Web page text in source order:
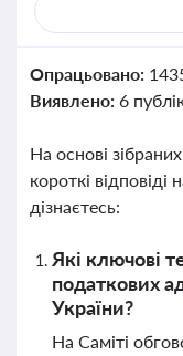
Опрацьовано:
Виявлено: 6
На основі
короткі відповіді
дізнаєтесь:
Які ключові
податкових
України?
На Саміті